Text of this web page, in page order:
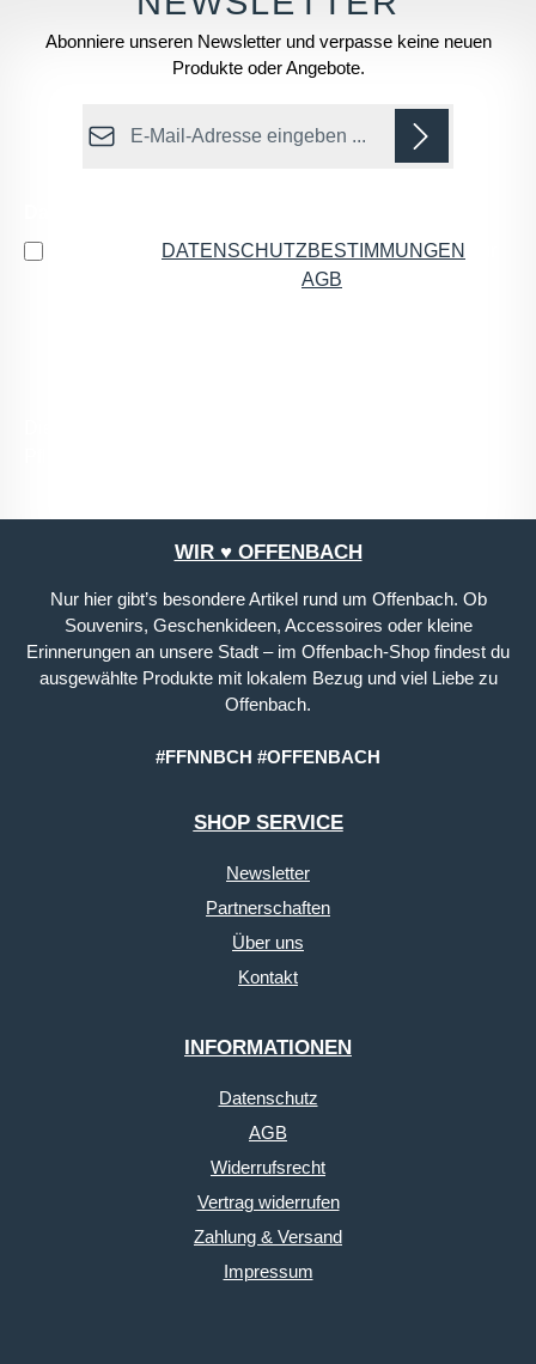
Abonniere unseren Newsletter und verpasse keine neuen
Produkte oder Angebote.
E-Mail-Adresse*
DATENSCHUTZBESTIMMUNGEN
AGB
WIR ♥ OFFENBACH
Nur hier gibt’s besondere Artikel rund um Offenbach. Ob
Souvenirs, Geschenkideen, Accessoires oder kleine
Erinnerungen an unsere Stadt – im Offenbach-Shop findest du
ausgewählte Produkte mit lokalem Bezug und viel Liebe zu
Offenbach.
#FFNNBCH #OFFENBACH
SHOP SERVICE
Newsletter
Partnerschaften
Über uns
Kontakt
INFORMATIONEN
Datenschutz
AGB
Widerrufsrecht
Vertrag widerrufen
Zahlung & Versand
Impressum